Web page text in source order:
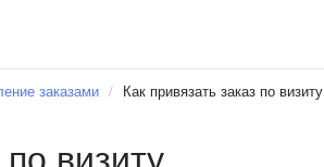
заказами Как привязать заказ по визиту
визиту